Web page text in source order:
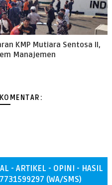
KMP Mutiara Sentosa II,
Manajemen
- ARTIKEL - OPINI - HASIL
(WA/SMS)